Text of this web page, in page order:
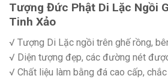
Tượng Đức Phật Di Lặc Ngồi
Tinh Xảo
√ Tượng Di Lặc ngồi trên ghế rồng,
√ Diện tượng đẹp, các đường nét
√ Chất liệu làm bằng đá cao cấp,